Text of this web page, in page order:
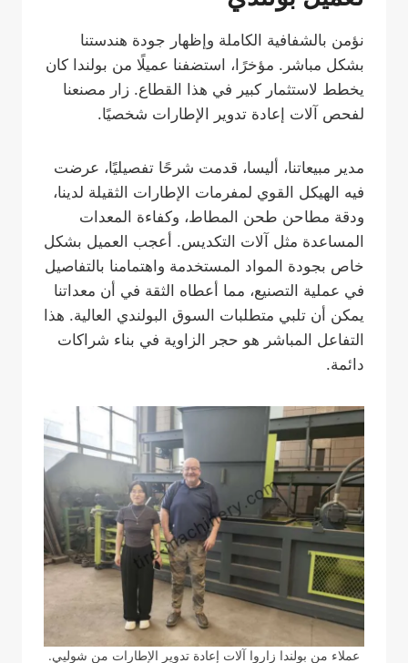
نؤمن بالشفافية الكاملة وإظهار جودة هندستنا
بشكل مباشر. مؤخرًا، استضفنا عميلًا من بولندا كان
يخطط لاستثمار كبير في هذا القطاع. زار مصنعنا
لفحص آلات إعادة تدوير الإطارات شخصيًا.
مدير مبيعاتنا، أليسا، قدمت شرحًا تفصيليًا، عرضت
فيه الهيكل القوي لمفرمات الإطارات الثقيلة لدينا،
ودقة مطاحن طحن المطاط، وكفاءة المعدات
المساعدة مثل آلات التكديس. أعجب العميل بشكل
خاص بجودة المواد المستخدمة واهتمامنا بالتفاصيل
في عملية التصنيع، مما أعطاه الثقة في أن معداتنا
يمكن أن تلبي متطلبات السوق البولندي العالية. هذا
التفاعل المباشر هو حجر الزاوية في بناء شراكات
دائمة.
عملاء من بولندا زاروا آلات إعادة تدوير الإطارات من شوليي.